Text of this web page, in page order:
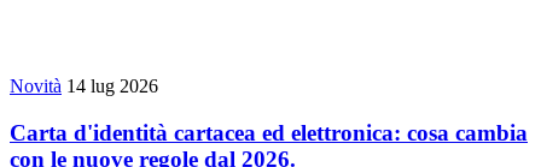
Novità 14 lug 2026
Carta d'identità cartacea ed elettronica: cosa cambia
con le nuove regole dal 2026.